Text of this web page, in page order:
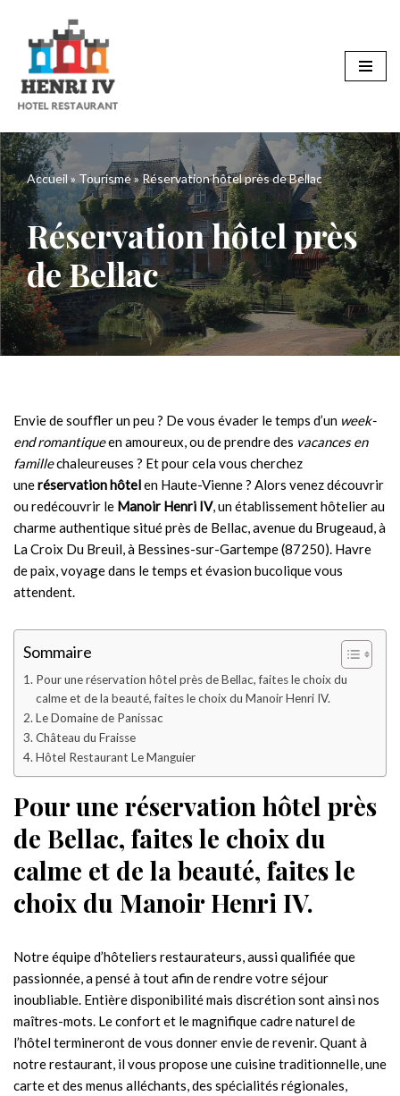
Aller
contenu
Accueil» Tourisme»Réservation hôtel près de Bellac
Réservation hôtel près
de Bellac
Envie de souffler un peu ? De vous évader le temps d’un week-
end romantiqueen amoureux, ou de prendre des vacances en
famillechaleureuses ? Et pour cela vous cherchez
uneréservation hôtelen Haute-Vienne ? Alors venez découvrir
ou redécouvrir le Manoir Henri IV, un établissement hôtelier au
charme authentique situé près de Bellac, avenue du Brugeaud, à
La Croix Du Breuil, à Bessines-sur-Gartempe (87250). Havre
de paix, voyage dans le temps et évasion bucolique vous
attendent.
Sommaire
Pour une réservation hôtel près de Bellac, faites le choix du
calme et de la beauté, faites le choix du Manoir Henri IV.
Le Domaine de Panissac
Château du Fraisse
Hôtel Restaurant Le Manguier
Pour une réservation hôtel près
de Bellac, faites le choix du
calme et de la beauté, faites le
choix du Manoir Henri IV.
Notre équipe d’hôteliers restaurateurs, aussi qualifiée que
passionnée, a pensé à tout afin de rendre votre séjour
inoubliable. Entière disponibilité mais discrétion sont ainsi nos
maîtres-mots. Le confort et le magnifique cadre naturel de
l’hôtel termineront de vous donner envie de revenir. Quant à
notre restaurant, il vous propose une cuisine traditionnelle, une
carte et des menus alléchants, des spécialités régionales,